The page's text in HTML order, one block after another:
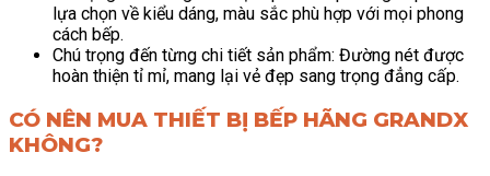
lựa chọn về kiểu dáng, màu sắc phù hợp với mọi phong
cách bếp.
Chú trọng đến từng chi tiết sản phẩm: Đường nét được
hoàn thiện tỉ mỉ, mang lại vẻ đẹp sang trọng đẳng cấp.
CÓ NÊN MUA THIẾT BỊ BẾP HÃNG GRANDX
KHÔNG?